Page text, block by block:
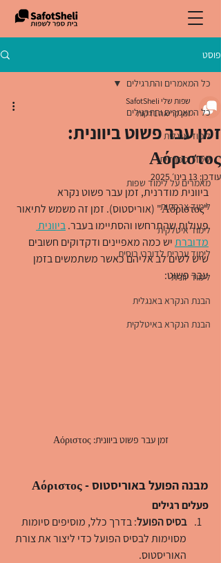
פוסט
כל המאמרים והתרגילים
לימוד אנגלית
לימוד ספרדית
מאמרים על לימוד שפות
לימוד צרפתית
לימוד איטלקית
לימוד עברית לדוברי רוסית
לימוד יוונית
הבנת הנקרא באנגלית
הבנת הנקרא באיטלקית
כל המאמרים והתרגילים
זמן עבר פשוט ביוונית:
Αόριστος
שפות שלי SafotSheli
זמן קריאה 1 דקות
עודכן: 13 בינו׳ 2025
ביוונית מודרנית, זמן עבר פשוט נקרא
"Αόριστος" (אוריסטוס). זמן זה משמש לתיאור
פעולות שהתרחשו והסתיימו בעבר. ביוונית
מדוברת יש כמה מאפיינים ודקדוקים חשובים
שיש לשים לב אליהם כאשר משתמשים בזמן
עבר פשוט:
זמן עבר פשוט ביוונית: Αόριστος
מבנה הפועל באוריסטוס - Αόριστος
פעלים רגילים
בסיס הפועל: בדרך כלל, מוסיפים סיומות
מסוימות לבסיס הפועל כדי ליצור את צורת
האוריסטוס.